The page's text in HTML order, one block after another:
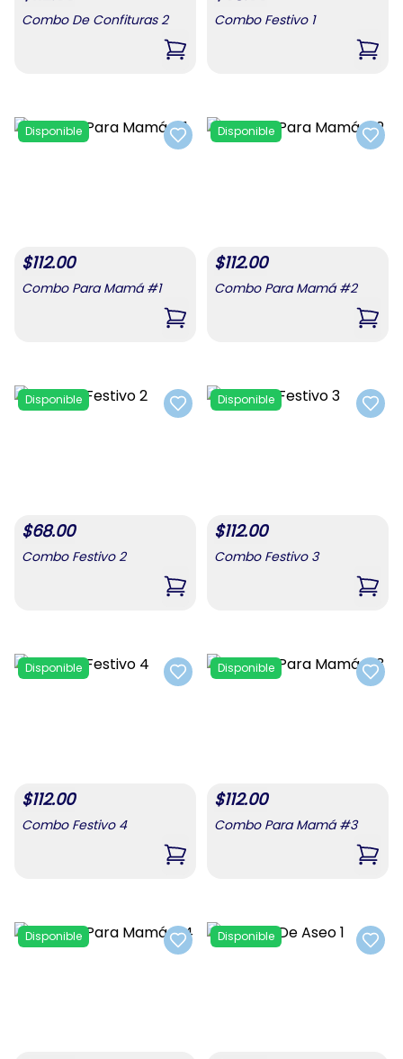
Combo De Confituras 2
,Combo De Confituras 2
Combo Festivo 1
,
Add to favorites
Disponible
$112.00
Combo Para Mamá #1
,Combo Para Mamá #1
Add
Disponible
$112.00
Combo Para Mamá #2
,
Add to favorites
Disponible
$68.00
Combo Festivo 2
,Combo Festivo 2
Add
Disponible
$112.00
Combo Festivo 3
,
Add to favorites
Disponible
$112.00
Combo Festivo 4
,Combo Festivo 4
Add
Disponible
$112.00
Combo Para Mamá #3
,
Add to favorites
Disponible
Add
Disponible